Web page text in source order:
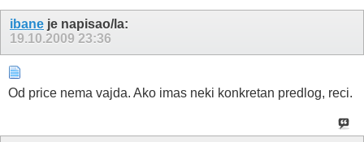
11 13
ibane je napisao/la:
19.10.2009 23:36
Od price nema vajda. Ako imas neki konkretan predlog, reci.